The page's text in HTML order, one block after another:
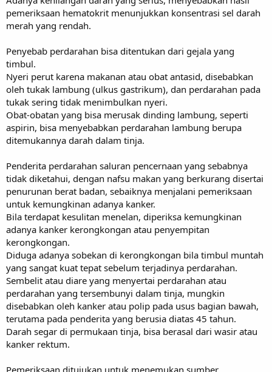
pemeriksaan hematokrit menunjukkan konsentrasi sel darah
merah yang rendah.
Penyebab perdarahan bisa ditentukan dari gejala yang
timbul.
Nyeri perut karena makanan atau obat antasid, disebabkan
oleh tukak lambung (ulkus gastrikum), dan perdarahan pada
tukak sering tidak menimbulkan nyeri.
Obat-obatan yang bisa merusak dinding lambung, seperti
aspirin, bisa menyebabkan perdarahan lambung berupa
ditemukannya darah dalam tinja.
Penderita perdarahan saluran pencernaan yang sebabnya
tidak diketahui, dengan nafsu makan yang berkurang disertai
penurunan berat badan, sebaiknya menjalani pemeriksaan
untuk kemungkinan adanya kanker.
Bila terdapat kesulitan menelan, diperiksa kemungkinan
adanya kanker kerongkongan atau penyempitan
kerongkongan.
Diduga adanya sobekan di kerongkongan bila timbul muntah
yang sangat kuat tepat sebelum terjadinya perdarahan.
Sembelit atau diare yang menyertai perdarahan atau
perdarahan yang tersembunyi dalam tinja, mungkin
disebabkan oleh kanker atau polip pada usus bagian bawah,
terutama pada penderita yang berusia diatas 45 tahun.
Darah segar di permukaan tinja, bisa berasal dari wasir atau
kanker rektum.
Pemeriksaan ditujukan untuk menemukan sumber